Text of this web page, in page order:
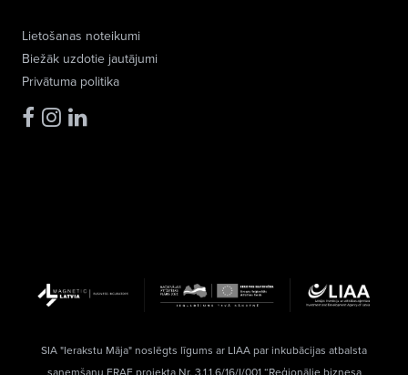
Lietošanas noteikumi
Biežāk uzdotie jautājumi
Privātuma politika
SIA "Ierakstu Māja" noslēgts līgums ar LIAA par inkubācijas atbalsta